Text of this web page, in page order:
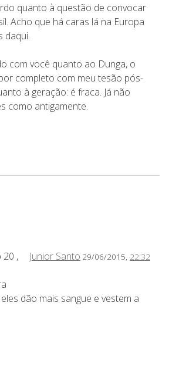
quanto à questão de convocar
Acho que há caras lá na Europa
daqui.
com você quanto ao Dunga, o
completo com meu tesão pós-
à geração: é fraca. Já não
como antigamente.
Junior Santo 29/06/2015, 22:32
20 ,
dão mais sangue e vestem a